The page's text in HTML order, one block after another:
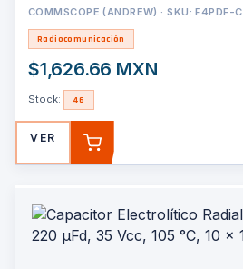
COMMSCOPE (ANDREW) · SKU: F4PDF-C
Radiocomunicación
$1,626.66 MXN
Stock: 46
VER
AGREGAR